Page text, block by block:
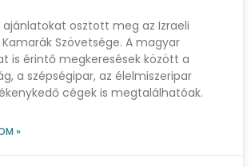
ajánlatokat osztott meg az Izraeli
Szövetsége. A magyar
is érintő megkeresések között a
a szépségipar, az élelmiszeripar
cégek is megtalálhatóak.
»